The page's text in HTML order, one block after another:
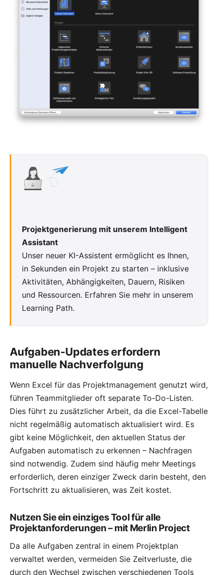
Projektgenerierung mit unserem Intelligent
Assistant
Unser neuer KI-Assistent ermöglicht es Ihnen,
in Sekunden ein Projekt zu starten – inklusive
Aktivitäten, Abhängigkeiten, Dauern, Risiken
und Ressourcen. Erfahren Sie mehr in unserem
Learning Path.
Aufgaben-Updates erfordern
manuelle Nachverfolgung
Wenn Excel für das Projektmanagement genutzt wird,
führen Teammitglieder oft separate To-Do-Listen.
Dies führt zu zusätzlicher Arbeit, da die Excel-Tabelle
nicht regelmäßig automatisch aktualisiert wird. Es
gibt keine Möglichkeit, den aktuellen Status der
Aufgaben automatisch zu erkennen – Nachfragen
sind notwendig. Zudem sind häufig mehr Meetings
erforderlich, deren einziger Zweck darin besteht, den
Fortschritt zu aktualisieren, was Zeit kostet.
Nutzen Sie ein einziges Tool für alle
Projektanforderungen – mit Merlin Project
Da alle Aufgaben zentral in einem Projektplan
verwaltet werden, vermeiden Sie Zeitverluste, die
durch den Wechsel zwischen verschiedenen Tools